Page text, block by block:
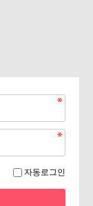
자동로그인